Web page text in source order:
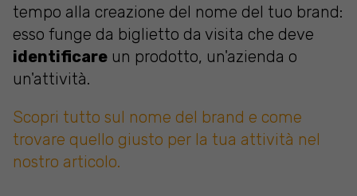
tempo alla creazione del nome del tuo brand:
esso funge da biglietto da visita che deve
identificare un prodotto, un'azienda o
un'attività.
Scopri tutto sul nome del brand e come
trovare quello giusto per la tua attività nel
nostro articolo.